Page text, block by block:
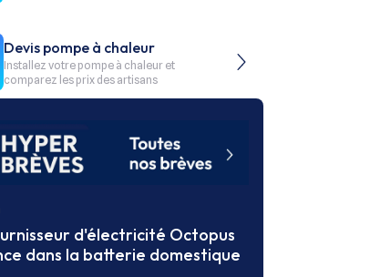
Devis pompe à chaleur
Installez votre pompe à chaleur et
comparez les prix des artisans
d'électricité Octopus
dans la batterie domestique